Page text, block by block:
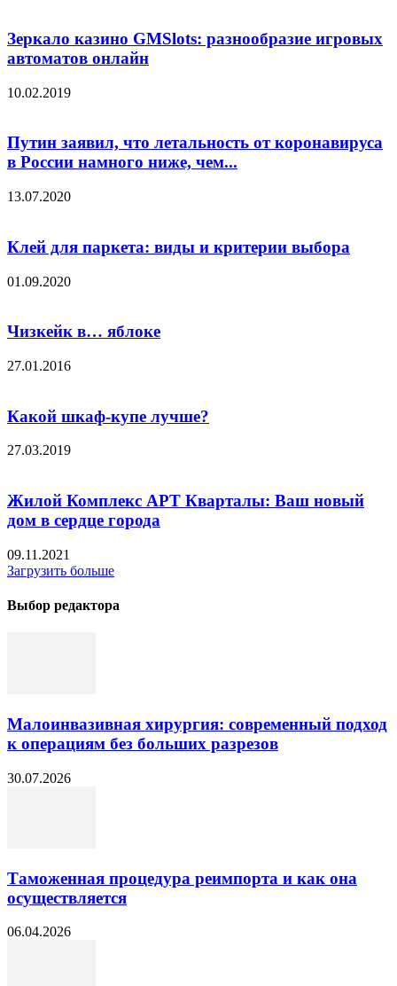
Зеркало казино GMSlots: разнообразие игровых
автоматов онлайн
10.02.2019
Путин заявил, что летальность от коронавируса
в России намного ниже, чем...
13.07.2020
Клей для паркета: виды и критерии выбора
01.09.2020
Чизкейк в… яблоке
27.01.2016
Какой шкаф-купе лучше?
27.03.2019
Жилой Комплекс АРТ Кварталы: Ваш новый
дом в сердце города
09.11.2021
Загрузить больше
Выбор редактора
Малоинвазивная хирургия: современный подход
к операциям без больших разрезов
30.07.2026
Таможенная процедура реимпорта и как она
осуществляется
06.04.2026